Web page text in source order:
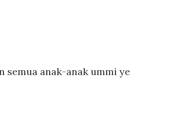
semua anak-anak ummi ye